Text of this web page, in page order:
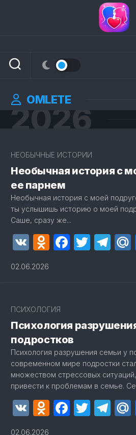
OMLETE
2026
НЕОБЫЧНЫЕ ИСТОРИИ
Необычная история с
ее парнем
Необычная история с моей
ты услышишь историю о моей
Саше, сразу же...
VK
02.06.2026
ПСИХОЛОГИЯ
Психология
подростков
Психология разрушения семьи у
современном мире подростки
множеством стрессовых
привести к проблемам в семье.
VK
02.06.2026